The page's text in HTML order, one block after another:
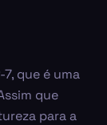
que é uma
que
para a